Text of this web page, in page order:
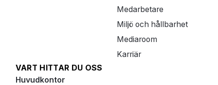
Medarbetare
Miljö och hållbarhet
Mediaroom
Karriär
VART HITTAR DU OSS
Huvudkontor